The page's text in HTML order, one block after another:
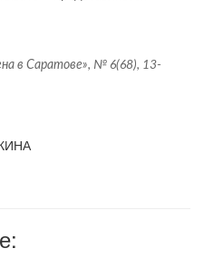
в Саратове», № 6(68), 13-